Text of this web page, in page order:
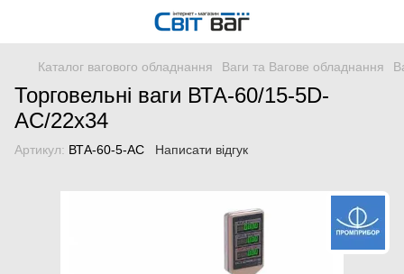
Каталог вагового обладнання Ваги та Вагове обладнання
Торговельні ваги ВТА-60/15-5D-
AС/22х34
Артикул: ВТА-60-5-АС Написати відгук